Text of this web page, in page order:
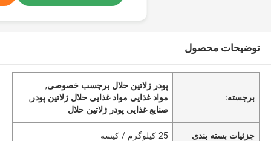
توضیحات محصول
برجسته:
پودر ژلاتین حلال برچسب خصوصی,
مواد غذایی مواد غذایی حلال ژلاتین پودر ,
صنایع غذایی پودر ژلاتین حلال
جزئیات بسته بندی 25 کیلوگرم / کیسه